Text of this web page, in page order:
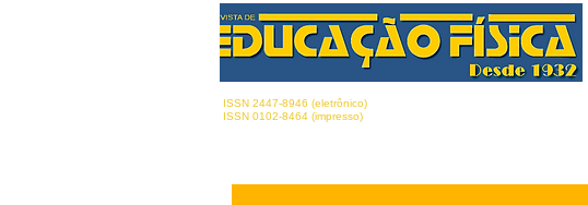
ISSN 2447-8946 (eletrônico)
ISSN 0102-8464 (impresso)